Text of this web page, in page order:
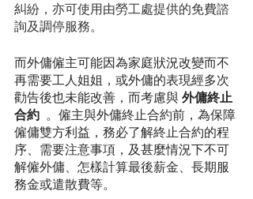
糾紛，亦可使用由勞工處提供的免費諮
詢及調停服務。
而外傭僱主可能因為家庭狀況改變而不
再需要工人姐姐，或外傭的表現經多次
勸告後也未能改善，而考慮與 外傭終止
合約 。僱主與外傭終止合約前，為保障
僱傭雙方利益，務必了解終止合約的程
序、需要注意事項，及甚麼情況下不可
解僱外傭、怎樣計算最後薪金、長期服
務金或遣散費等。